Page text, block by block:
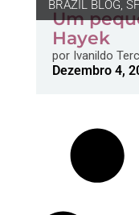
BRAZIL BLOG,
Um
Hayek
porIvanildo
Dezembro 4,